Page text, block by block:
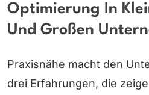
Optimierung In
Und Großen
Praxisnähe macht den
drei Erfahrungen, die